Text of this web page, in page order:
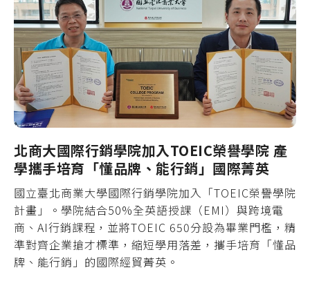
北商大國際行銷學院加入TOEIC榮譽學院 產
學攜手培育「懂品牌、能行銷」國際菁英
國立臺北商業大學國際行銷學院加入「TOEIC榮譽學院
計畫」。學院結合50%全英語授課（EMI）與跨境電
商、AI行銷課程，並將TOEIC 650分設為畢業門檻，精
準對齊企業搶才標準，縮短學用落差，攜手培育「懂品
牌、能行銷」的國際經貿菁英。